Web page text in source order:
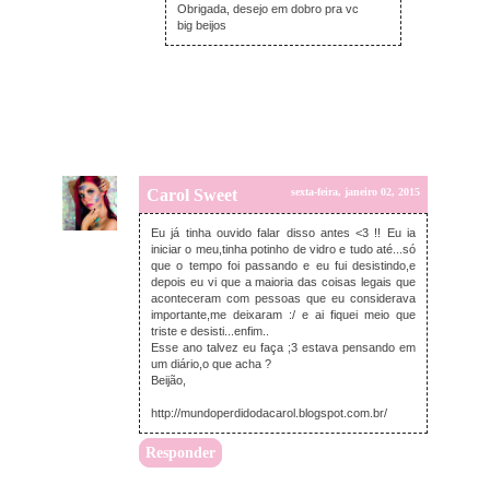
Obrigada, desejo em dobro pra vc
big beijos
Carol Sweet sexta-feira, janeiro 02, 2015
Eu já tinha ouvido falar disso antes <3 !! Eu ia
iniciar o meu,tinha potinho de vidro e tudo até...só
que o tempo foi passando e eu fui desistindo,e
depois eu vi que a maioria das coisas legais que
aconteceram com pessoas que eu considerava
importante,me deixaram :/ e ai fiquei meio que
triste e desisti...enfim..
Esse ano talvez eu faça ;3 estava pensando em
um diário,o que acha ?
Beijão,
http://mundoperdidodacarol.blogspot.com.br/
Responder